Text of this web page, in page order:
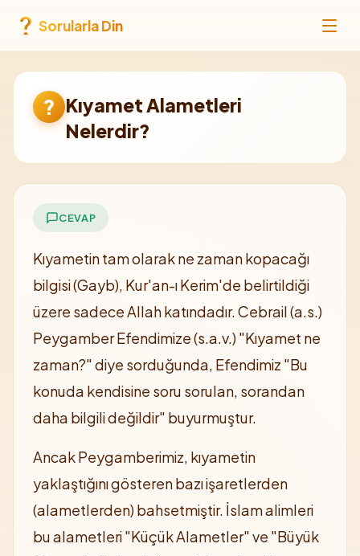
Sorularla Din
? Kıyamet Alametleri
Nelerdir?
CEVAP
Kıyametin tam olarak ne zaman kopacağı
bilgisi (Gayb), Kur'an-ı Kerim'de belirtildiği
üzere sadece Allah katındadır. Cebrail (a.s.)
Peygamber Efendimize (s.a.v.) "Kıyamet ne
zaman?" diye sorduğunda, Efendimiz "Bu
konuda kendisine soru sorulan, sorandan
daha bilgili değildir" buyurmuştur.
Ancak Peygamberimiz, kıyametin
yaklaştığını gösteren bazı işaretlerden
(alametlerden) bahsetmiştir. İslam alimleri
bu alametleri "Küçük Alametler" ve "Büyük